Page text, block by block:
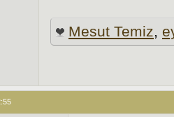
Mesut Temiz,